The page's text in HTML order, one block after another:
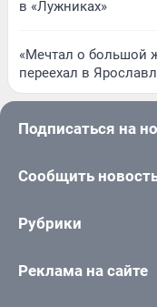
в «Лужниках»
«Мечтал о большой
переехал в
Подписаться на
Сообщить
Рубрики
Реклама на сайте